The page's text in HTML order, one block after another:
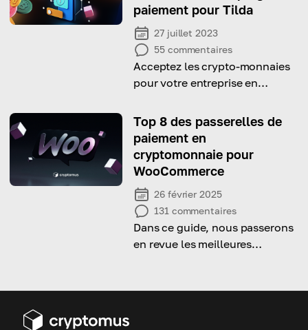
paiement pour Tilda
27 juillet 2023
55 commentaires
Acceptez les crypto-monnaies
pour votre entreprise en
site web basé sur Tilda.
Top 8 des passerelles de
paiement en
cryptomonnaie pour
WooCommerce
26 février 2025
131 commentaires
Dans ce guide, nous passerons
en revue les meilleures
vous aider à choisir celle qui